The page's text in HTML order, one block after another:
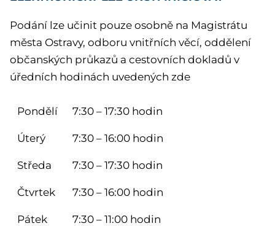
Podání lze učinit pouze osobně na Magistrátu
města Ostravy, odboru vnitřních věcí, oddělení
občanských průkazů a cestovních dokladů v
úředních hodinách uvedených zde
Pondělí 7:30 – 17:30 hodin
Úterý 7:30 – 16:00 hodin
Středa 7:30 – 17:30 hodin
Čtvrtek 7:30 – 16:00 hodin
Pátek 7:30 – 11:00 hodin